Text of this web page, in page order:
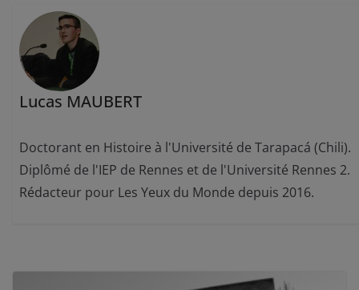
Lucas MAUBERT
Doctorant en Histoire à l'Université de Tarapacá (Chili).
Diplômé de l'IEP de Rennes et de l'Université Rennes 2.
Rédacteur pour Les Yeux du Monde depuis 2016.